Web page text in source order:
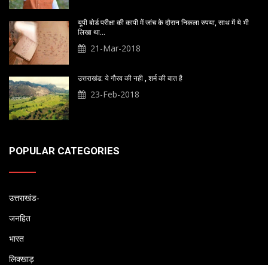
यूपी बोर्ड परीक्षा की कापी में जांच के दौरान निकला रुपया, साथ में ये भी
लिखा था…
21-Mar-2018
उत्तराखंड: ये गौरव की नही , शर्म की बात है
23-Feb-2018
POPULAR CATEGORIES
उत्तराखंड-
जनहित
भारत
लिक्खाड़